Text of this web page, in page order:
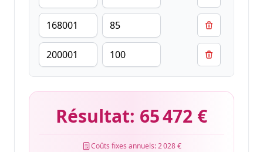
Résultat: 65 472 €
Coûts fixes annuels:2 028 €